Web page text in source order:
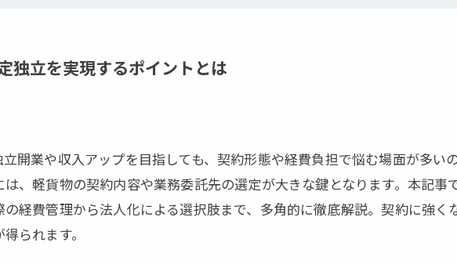
独立を実現するポイントとは
開業や収入アップを目指しても、契約形態や経費負担で悩む場面が多い
、軽貨物の契約内容や業務委託先の選定が大きな鍵となります。本記事
経費管理から法人化による選択肢まで、多角的に徹底解説。契約に強く
られます。